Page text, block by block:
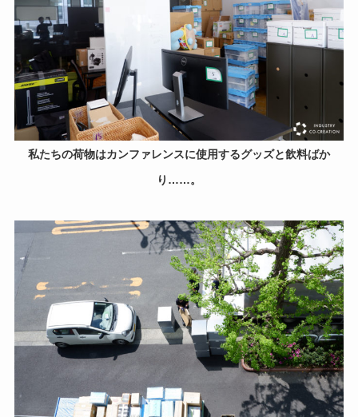
私たちの荷物はカンファレンスに使用するグッズと飲料ばか
り……。